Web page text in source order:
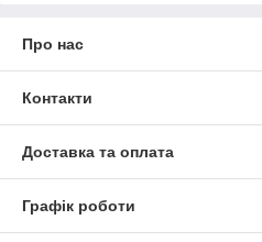
Про нас
Контакти
Доставка та оплата
Графік роботи